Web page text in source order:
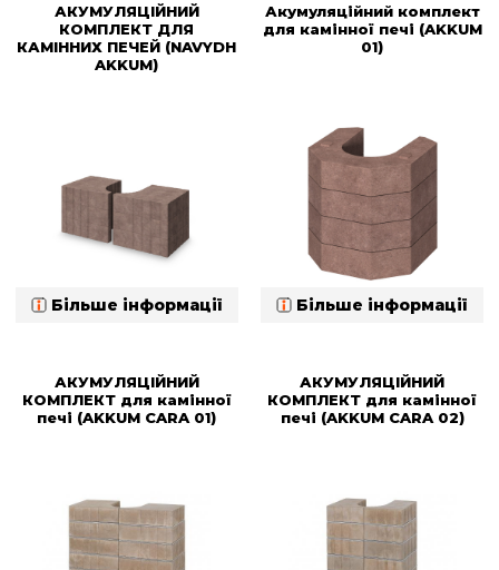
АКУМУЛЯЦІЙНИЙ
КОМПЛЕКТ ДЛЯ
КАМІННИХ ПЕЧЕЙ (NAVYDH
AKKUM)
Більше інформації
Акумуляційний комплект
для камінної печі (AKKUM
01)
Більше інформації
АКУМУЛЯЦІЙНИЙ
КОМПЛЕКТ для камінної
печі (AKKUM CARA 01)
АКУМУЛЯЦІЙНИЙ
КОМПЛЕКТ для камінної
печі (AKKUM CARA 02)